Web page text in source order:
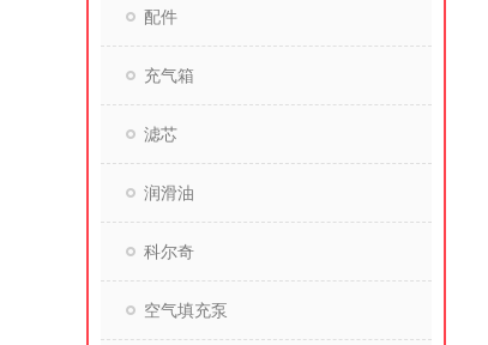
配件
充气箱
滤芯
润滑油
科尔奇
空气填充泵